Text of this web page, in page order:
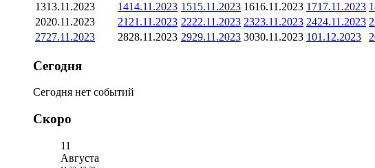
1313.11.2023 1414.11.2023 1515.11.2023 1616.11.2023 1717.11.2023
2020.11.2023 21 21.11.2023 2222.11.2023 2323.11.2023 2424.11.2023
2727.11.2023 2828.11.2023 2929.11.2023 3030.11.2023 101.12.2023 2
Сегодня
Сегодня нет событий
Скоро
11
Августа